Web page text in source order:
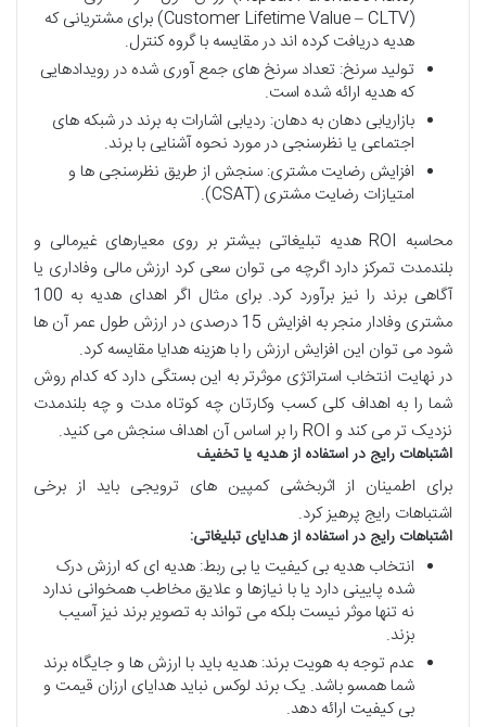
(Customer Lifetime Value – CLTV) برای مشتریانی که
هدیه دریافت کرده اند در مقایسه با گروه کنترل.
تولید سرنخ: تعداد سرنخ های جمع آوری شده در رویدادهایی
که هدیه ارائه شده است.
بازاریابی دهان به دهان: ردیابی اشارات به برند در شبکه های
اجتماعی یا نظرسنجی در مورد نحوه آشنایی با برند.
افزایش رضایت مشتری: سنجش از طریق نظرسنجی ها و
امتیازات رضایت مشتری (CSAT).
محاسبه ROI هدیه تبلیغاتی بیشتر بر روی معیارهای غیرمالی و
بلندمدت تمرکز دارد اگرچه می توان سعی کرد ارزش مالی وفاداری یا
آگاهی برند را نیز برآورد کرد. برای مثال اگر اهدای هدیه به 100
مشتری وفادار منجر به افزایش 15 درصدی در ارزش طول عمر آن ها
شود می توان این افزایش ارزش را با هزینه هدایا مقایسه کرد.
در نهایت انتخاب استراتژی موثرتر به این بستگی دارد که کدام روش
شما را به اهداف کلی کسب وکارتان چه کوتاه مدت و چه بلندمدت
نزدیک تر می کند و ROI را بر اساس آن اهداف سنجش می کنید.
اشتباهات رایج دراستفاده ازهدیه یا تخفیف
برای اطمینان از اثربخشی کمپین های ترویجی باید از برخی
اشتباهات رایج پرهیز کرد.
اشتباهات رایج دراستفاده ازهدایای تبلیغاتی:
انتخاب هدیه بی کیفیت یا بی ربط: هدیه ای که ارزش درک
شده پایینی دارد یا با نیازها و علایق مخاطب همخوانی ندارد
نه تنها موثر نیست بلکه می تواند به تصویر برند نیز آسیب
بزند.
عدم توجه به هویت برند: هدیه باید با ارزش ها و جایگاه برند
شما همسو باشد. یک برند لوکس نباید هدایای ارزان قیمت و
بی کیفیت ارائه دهد.